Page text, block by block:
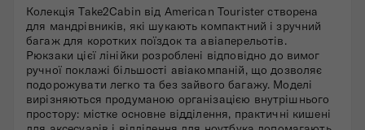
Колекція Take2Cabin від American Tourister створена
для мандрівників, які шукають компактний і зручний
багаж для коротких поїздок та авіаперельотів.
Рюкзаки цієї лінійки розроблені відповідно до вимог
ручної поклажі більшості авіакомпаній, що дозволяє
подорожувати легко та без зайвого багажу. Моделі
вирізняються продуманою організацією внутрішнього
простору: містке основне відділення, практичні кишені